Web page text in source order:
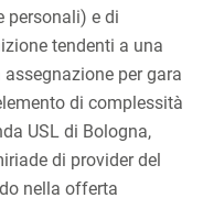
personali) e di
tendenti a una
per gara
di complessità
USL di Bologna,
di provider del
nella offerta